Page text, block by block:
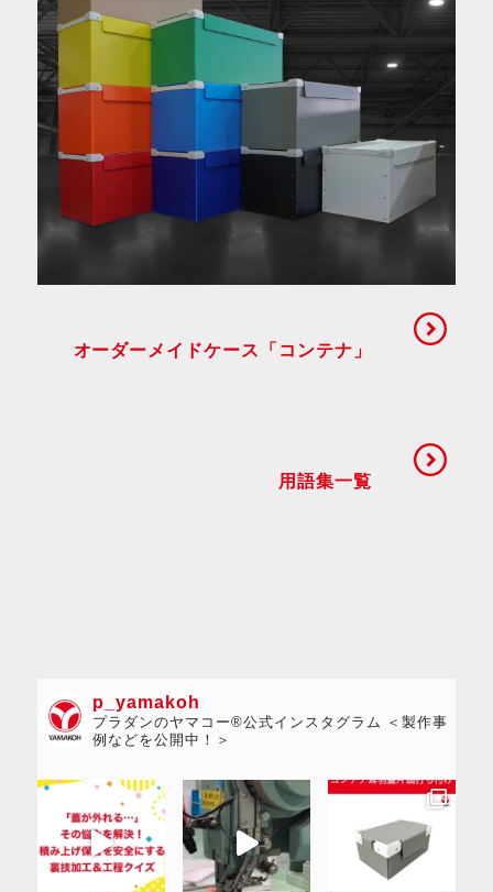
オーダーメイドケース「コンテナ」
用語集一覧
p_yamakoh
プラダンのヤマコー®公式インスタグラム ＜製作事
例などを公開中！＞